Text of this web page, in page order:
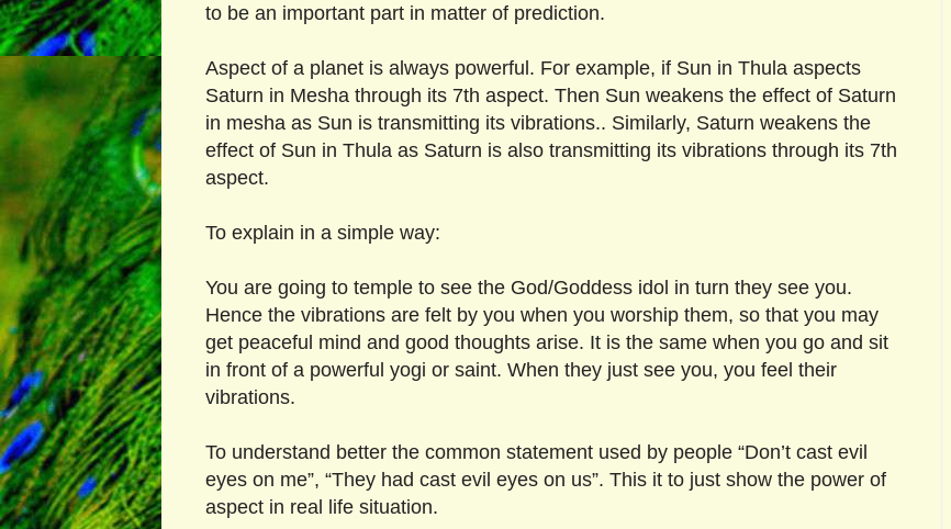
to be an important part in matter of prediction.
Aspect of a planet is always powerful. For example, if Sun in Thula aspects
Saturn in Mesha through its 7th aspect. Then Sun weakens the effect of Saturn
in mesha as Sun is transmitting its vibrations.. Similarly, Saturn weakens the
effect of Sun in Thula as Saturn is also transmitting its vibrations through its 7th
aspect.
To explain in a simple way:
You are going to temple to see the God/Goddess idol in turn they see you.
Hence the vibrations are felt by you when you worship them, so that you may
get peaceful mind and good thoughts arise. It is the same when you go and sit
in front of a powerful yogi or saint. When they just see you, you feel their
vibrations.
To understand better the common statement used by people “Don’t cast evil
eyes on me”, “They had cast evil eyes on us”. This it to just show the power of
aspect in real life situation.